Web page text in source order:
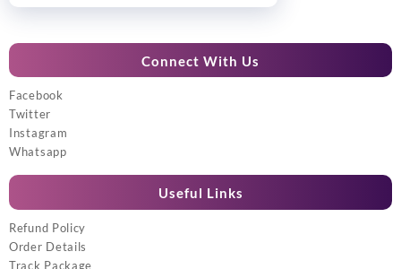
Connect With Us
Facebook
Twitter
Instagram
Whatsapp
Useful Links
Refund Policy
Order Details
Track Package